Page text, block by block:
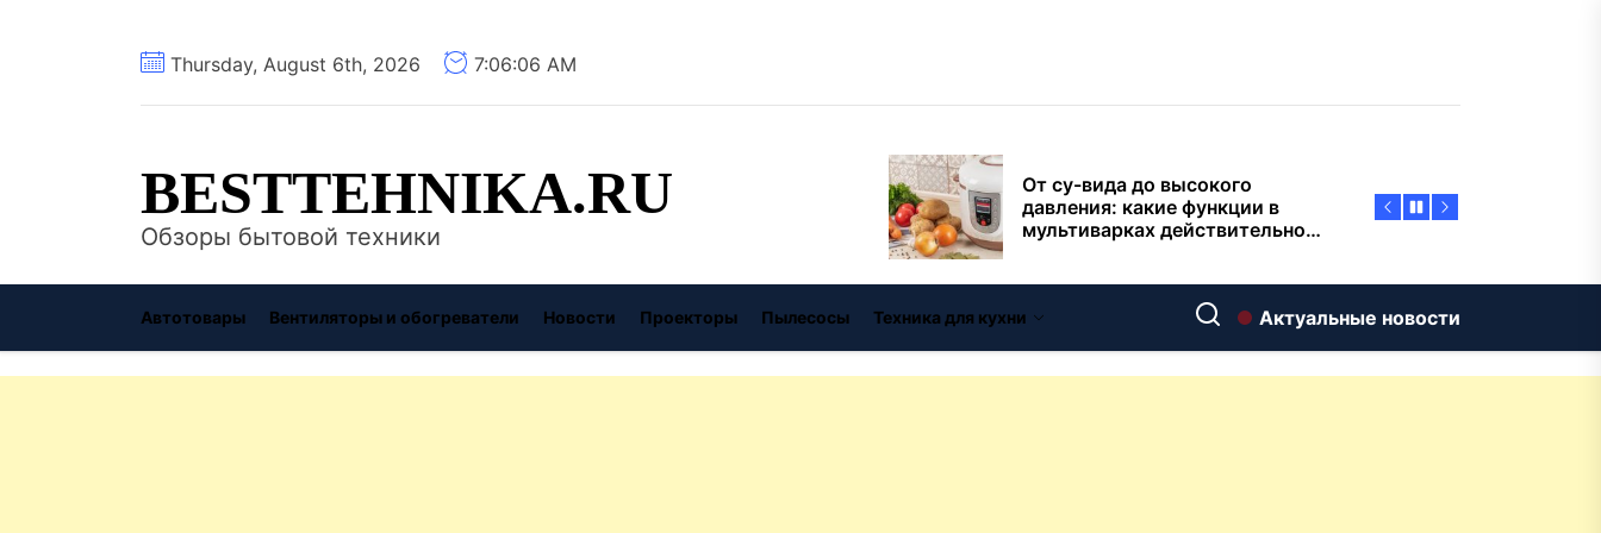
Thursday, August 6th, 2026 7:06:06 AM
BESTTEHNIKA.RU
Обзоры бытовой техники
давления: какие функции в
переплачиват
Современный интерьер: как
вписать классическую
чугунную ванну Goldman в
Газодровяные печи в Астане:
выбираем между
Автотовары Вентиляторы и обогреватели Новости Проекторы Пылесосы Техника для кухни Актуальные новости